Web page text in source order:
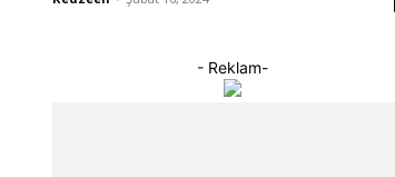
- Reklam-